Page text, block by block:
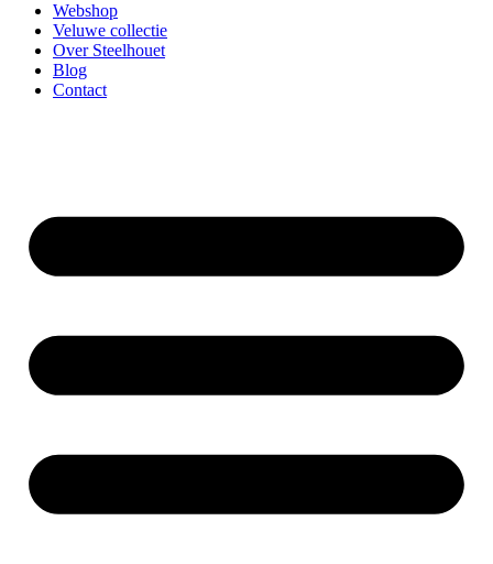
Webshop
Veluwe collectie
Over Steelhouet
Blog
Contact